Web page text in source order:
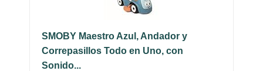
SMOBY Maestro Azul, Andador y
Correpasillos Todo en Uno, con
Sonido...